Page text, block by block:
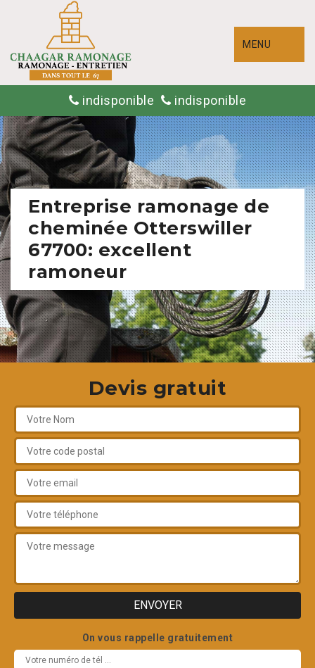
MENU
indisponible indisponible
Entreprise ramonage de
cheminée Otterswiller
67700: excellent
ramoneur
Devis gratuit
On vous rappelle gratuitement